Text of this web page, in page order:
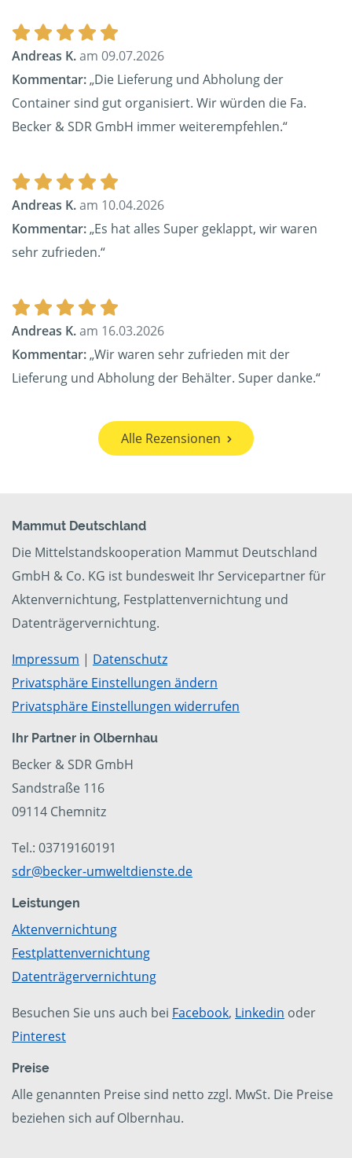
Andreas K.am 09.07.2026
Kommentar:„Die Lieferung und Abholung der
Container sind gut organisiert. Wir würden die Fa.
Becker & SDR GmbH immer weiterempfehlen.“
Andreas K.am 10.04.2026
Kommentar:„Es hat alles Super geklappt, wir waren
sehr zufrieden.“
Andreas K.am 16.03.2026
Kommentar:„Wir waren sehr zufrieden mit der
Lieferung und Abholung der Behälter. Super danke.“
Alle Rezensionen
Mammut Deutschland
Die Mittelstandskooperation Mammut Deutschland
GmbH & Co. KG ist bundesweit Ihr Servicepartner für
Aktenvernichtung, Festplattenvernichtung und
Datenträgervernichtung.
Impressum | Datenschutz
Privatsphäre Einstellungen ändern
Privatsphäre Einstellungen widerrufen
Ihr Partner in Olbernhau
Becker & SDR GmbH
Sandstraße 116
09114 Chemnitz
Tel.: 03719160191
sdr@becker-umweltdienste.de
Leistungen
Aktenvernichtung
Festplattenvernichtung
Datenträgervernichtung
Besuchen Sie uns auch bei Facebook, Linkedin oder
Pinterest
Preise
Alle genannten Preise sind netto zzgl. MwSt. Die Preise
beziehen sich auf Olbernhau.